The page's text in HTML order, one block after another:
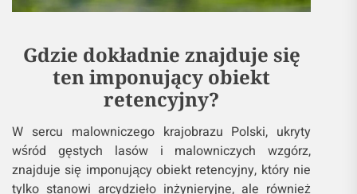
Gdzie dokładnie znajduje się
ten imponujący obiekt
retencyjny?
W sercu malowniczego krajobrazu Polski, ukryty
wśród gęstych lasów i malowniczych wzgórz,
znajduje się imponujący obiekt retencyjny, który nie
tylko stanowi arcydzieło inżynieryjne, ale również